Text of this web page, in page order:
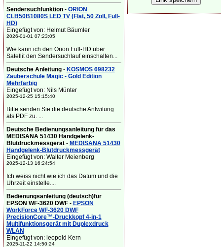
Sendersuchfunktion- ORION
CLB50B1080S LED TV (Flat, 50 Zoll, Full-
HD)
Eingefügt von: Helmut Bäumler
2026-01-01 07:23:05
Wie kann ich den Orion Full-HD über
Satellit den Sendersuchlauf einschalten...
Deutsche Anleitung- KOSMOS 698232
Zauberschule Magic - Gold Edition
Mehrfarbig
Eingefügt von: Nils Münter
2025-12-25 15:15:40
Bitte senden Sie die deutsche Anlwitung
als PDF zu. ...
Deutsche Bedienungsanleitung für das
MEDISANA 51430 Handgelenk-
Blutdruckmessgerät- MEDISANA 51430
Handgelenk-Blutdruckmessgerät
Eingefügt von: Walter Meienberg
2025-12-13 16:24:54
Ich weiss nicht wie ich das Datum und die
Uhrzeit einstelle....
Bedienungsanleitung (deutsch)für
EPSON WF-3620 DWF- EPSON
WorkForce WF-3620 DWF
PrecisionCore™-Druckkopf 4-in-1
Multifunktionsgerät mit Duplexdruck
WLAN
Eingefügt von: leopold Kern
2025-11-22 14:50:24